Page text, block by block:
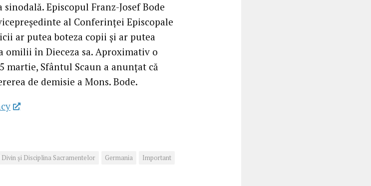
Episcopul Franz-Josef Bode
al Conferinței Episcopale
ar putea boteza copii și ar putea
omilii în Dieceza sa. Aproximativ o
martie, Sfântul Scaun a anunțat că
de demisie a Mons. Bode.
şi Disciplina Sacramentelor Germania Important